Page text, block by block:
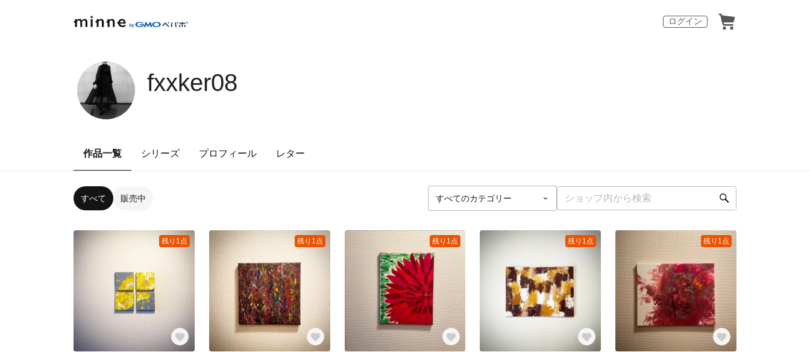
ログイン
fxxker08
作品一覧 シリーズ プロフィール レター
すべて 販売中
残り1点 残り1点 残り1点 残り1点 残り1点